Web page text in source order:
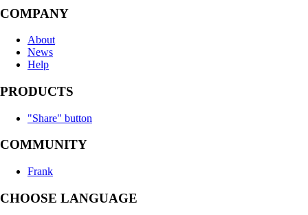
COMPANY
About
News
Help
PRODUCTS
"Share" button
COMMUNITY
Frank
CHOOSE LANGUAGE